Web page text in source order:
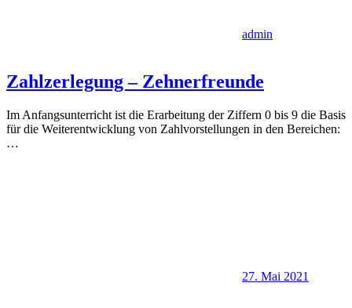
admin
Zahlzerlegung – Zehnerfreunde
Im Anfangsunterricht ist die Erarbeitung der Ziffern 0 bis 9 die Basis
für die Weiterentwicklung von Zahlvorstellungen in den Bereichen:
…
27. Mai 2021